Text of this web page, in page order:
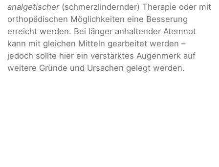
analgetischer (schmerzlindernder) Therapie oder mit
orthopädischen Möglichkeiten eine Besserung
erreicht werden. Bei länger anhaltender Atemnot
kann mit gleichen Mitteln gearbeitet werden –
jedoch sollte hier ein verstärktes Augenmerk auf
weitere Gründe und Ursachen gelegt werden.